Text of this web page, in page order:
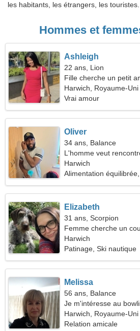
les habitants, les étrangers, les touristes.
Hommes et
Ashleigh
22 ans, Lion
Fille cherche un petit
Harwich, Royaume-Uni
Vrai amour
Oliver
34 ans, Balance
L'homme veut
Harwich
Alimentation
Elizabeth
31 ans, Scorpion
Femme cherche un
Harwich
Patinage, Ski nautique
Melissa
56 ans, Balance
Je m'intéresse au
Harwich, Royaume-Uni
Relation amicale